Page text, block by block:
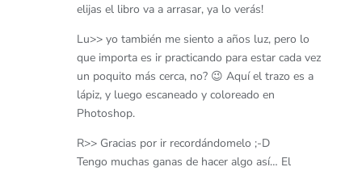
elijas el libro va a arrasar, ya lo verás!
Lu>> yo también me siento a años luz, pero lo
que importa es ir practicando para estar cada vez
un poquito más cerca, no? 😉 Aquí el trazo es a
lápiz, y luego escaneado y coloreado en
Photoshop.
R>> Gracias por ir recordándomelo ;-D
Tengo muchas ganas de hacer algo así… El